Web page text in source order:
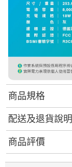
商品規格
配送及退貨說明
商品評價